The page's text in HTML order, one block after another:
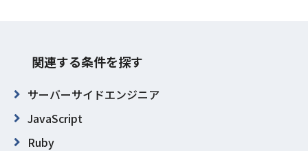
関連する条件を探す
サーバーサイドエンジニア
JavaScript
Ruby